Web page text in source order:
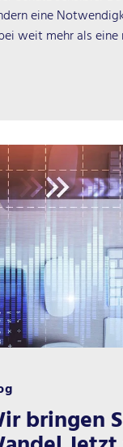
eine
weit mehr als eine
bringen